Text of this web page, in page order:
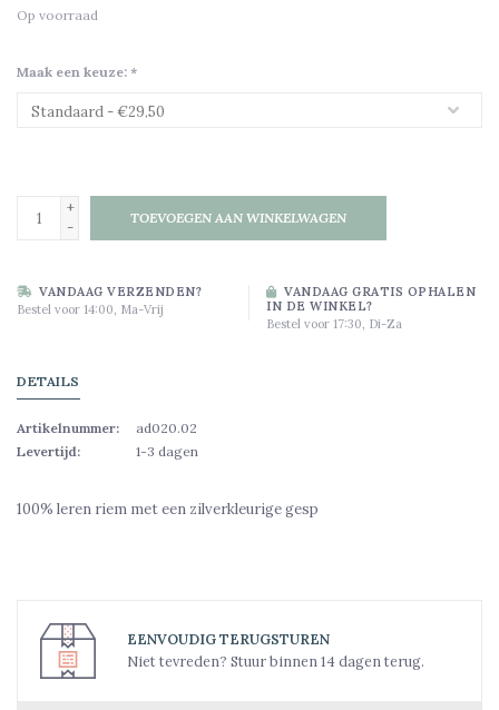
Op voorraad
Maak een keuze: *
+
-
TOEVOEGEN AAN WINKELWAGEN
VANDAAG VERZENDEN?
Bestel voor 14:00, Ma-Vrij
VANDAAG GRATIS OPHALEN
IN DE WINKEL?
Bestel voor 17:30, Di-Za
DETAILS
Artikelnummer:
ad020.02
Levertijd:
1-3 dagen
100% leren riem met een zilverkleurige gesp
EENVOUDIG TERUGSTUREN
Niet tevreden? Stuur binnen 14 dagen terug.